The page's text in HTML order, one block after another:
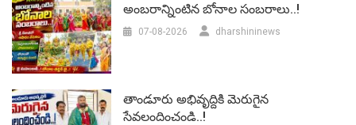
అంబరాన్నింటిన బోనాల సంబరాలు..!
07-08-2026 dharshininews
తాండూరు అభివృద్దికి మెరుగైన
సేవలందించండి..!